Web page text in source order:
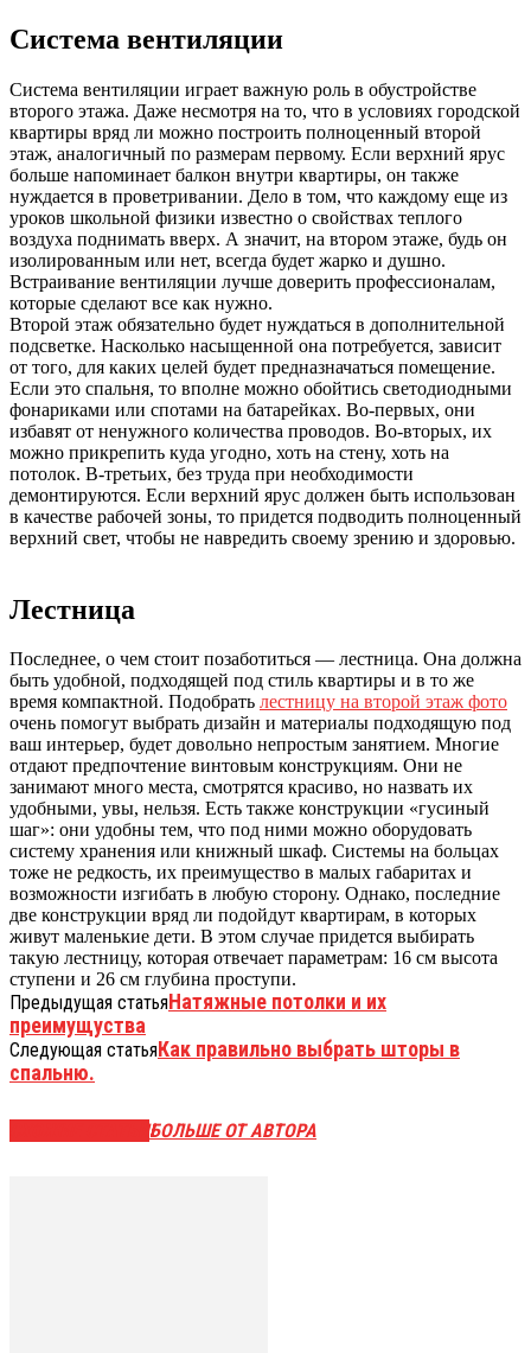
Система вентиляции
Система вентиляции играет важную роль в обустройстве
второго этажа. Даже несмотря на то, что в условиях городской
квартиры вряд ли можно построить полноценный второй
этаж, аналогичный по размерам первому. Если верхний ярус
больше напоминает балкон внутри квартиры, он также
нуждается в проветривании. Дело в том, что каждому еще из
уроков школьной физики известно о свойствах теплого
воздуха поднимать вверх. А значит, на втором этаже, будь он
изолированным или нет, всегда будет жарко и душно.
Встраивание вентиляции лучше доверить профессионалам,
которые сделают все как нужно.
Второй этаж обязательно будет нуждаться в дополнительной
подсветке. Насколько насыщенной она потребуется, зависит
от того, для каких целей будет предназначаться помещение.
Если это спальня, то вполне можно обойтись светодиодными
фонариками или спотами на батарейках. Во-первых, они
избавят от ненужного количества проводов. Во-вторых, их
можно прикрепить куда угодно, хоть на стену, хоть на
потолок. В-третьих, без труда при необходимости
демонтируются. Если верхний ярус должен быть использован
в качестве рабочей зоны, то придется подводить полноценный
верхний свет, чтобы не навредить своему зрению и здоровью.
Лестница
Последнее, о чем стоит позаботиться — лестница. Она должна
быть удобной, подходящей под стиль квартиры и в то же
время компактной. Подобрать лестницу на второй этаж фото
очень помогут выбрать дизайн и материалы подходящую под
ваш интерьер, будет довольно непростым занятием. Многие
отдают предпочтение винтовым конструкциям. Они не
занимают много места, смотрятся красиво, но назвать их
удобными, увы, нельзя. Есть также конструкции «гусиный
шаг»: они удобны тем, что под ними можно оборудовать
систему хранения или книжный шкаф. Системы на больцах
тоже не редкость, их преимущество в малых габаритах и
возможности изгибать в любую сторону. Однако, последние
две конструкции вряд ли подойдут квартирам, в которых
живут маленькие дети. В этом случае придется выбирать
такую лестницу, которая отвечает параметрам: 16 см высота
ступени и 26 см глубина проступи.
Предыдущая статьяНатяжные потолки и их
преимущуства
Следующая статьяКак правильно выбрать шторы в
спальню.
БОЛЬШЕ ОТ АВТОРА